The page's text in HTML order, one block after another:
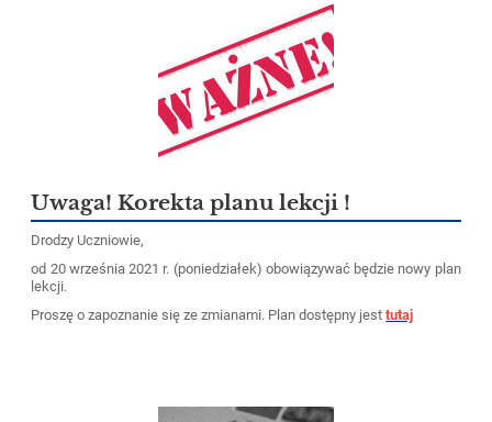
Uwaga! Korekta planu lekcji !
Drodzy Uczniowie,
od 20 września 2021 r. (poniedziałek) obowiązywać będzie nowy plan
lekcji.
Proszę o zapoznanie się ze zmianami. Plan dostępny jesttutaj